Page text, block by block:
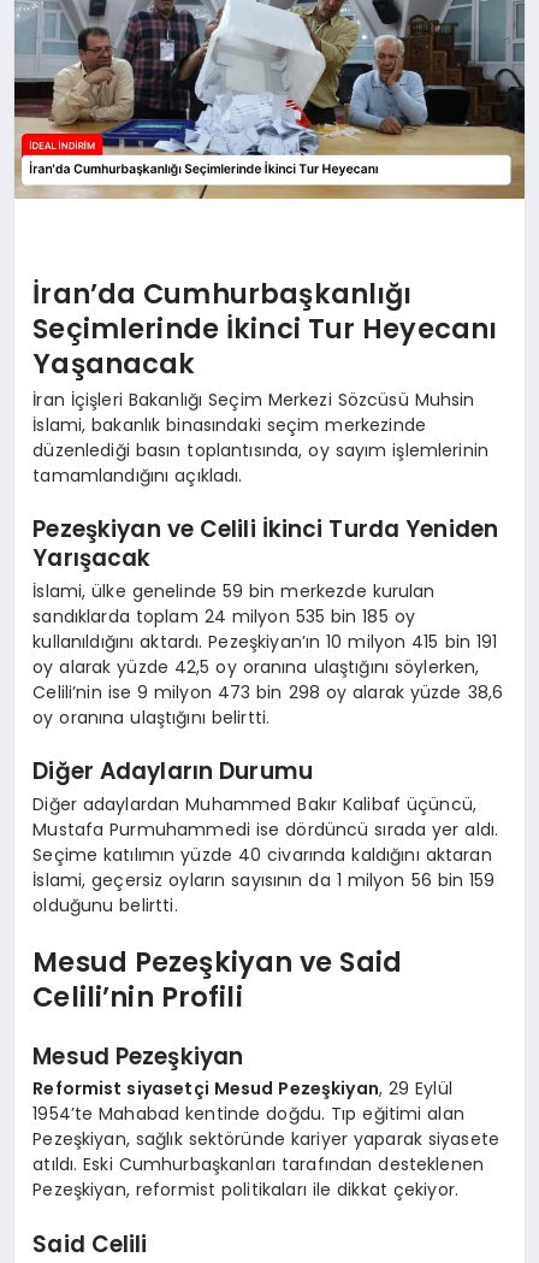
İran’da Cumhurbaşkanlığı
Seçimlerinde İkinci Tur Heyecanı
Yaşanacak
İran İçişleri Bakanlığı Seçim Merkezi Sözcüsü Muhsin
İslami, bakanlık binasındaki seçim merkezinde
düzenlediği basın toplantısında, oy sayım işlemlerinin
tamamlandığını açıkladı.
Pezeşkiyan ve Celili İkinci Turda Yeniden
Yarışacak
İslami, ülke genelinde 59 bin merkezde kurulan
sandıklarda toplam 24 milyon 535 bin 185 oy
kullanıldığını aktardı. Pezeşkiyan’ın 10 milyon 415 bin 191
oy alarak yüzde 42,5 oy oranına ulaştığını söylerken,
Celili’nin ise 9 milyon 473 bin 298 oy alarak yüzde 38,6
oy oranına ulaştığını belirtti.
Diğer Adayların Durumu
Diğer adaylardan Muhammed Bakır Kalibaf üçüncü,
Mustafa Purmuhammedi ise dördüncü sırada yer aldı.
Seçime katılımın yüzde 40 civarında kaldığını aktaran
İslami, geçersiz oyların sayısının da 1 milyon 56 bin 159
olduğunu belirtti.
Mesud Pezeşkiyan ve Said
Celili’nin Profili
Mesud Pezeşkiyan
Reformist siyasetçi Mesud Pezeşkiyan, 29 Eylül
1954’te Mahabad kentinde doğdu. Tıp eğitimi alan
Pezeşkiyan, sağlık sektöründe kariyer yaparak siyasete
atıldı. Eski Cumhurbaşkanları tarafından desteklenen
Pezeşkiyan, reformist politikaları ile dikkat çekiyor.
Said Celili